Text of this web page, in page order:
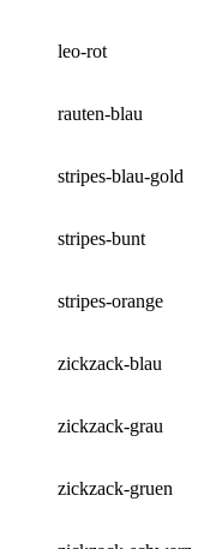
leo-rot
rauten-blau
stripes-blau-gold
stripes-bunt
stripes-orange
zickzack-blau
zickzack-grau
zickzack-gruen